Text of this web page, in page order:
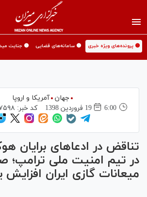
🟡 پرونده‌های ویژه خبری 🟡 سامانه‌های قضایی 🟡 جنایت
جهان
آمریکا و اروپا
6:00
19 فروردين 1398 کد خبر:
تناقض در ادعا‌های برایان
در تیم امنیت ملی ترامپ؛
میعانات گازی ایران